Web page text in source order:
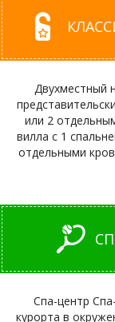
Двухместный
или 2
вилла с 1
отдельными
Спа-центр
курорта в